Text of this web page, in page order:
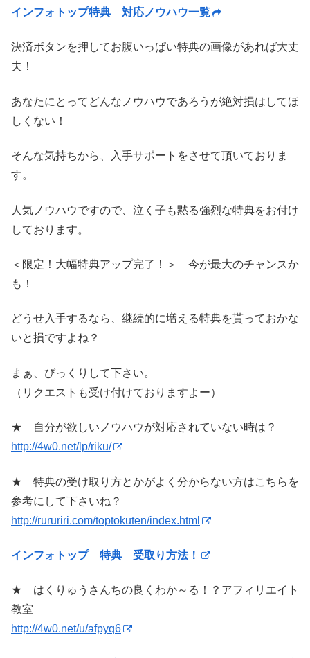
インフォトップ特典 対応ノウハウ一覧
決済ボタンを押してお腹いっぱい特典の画像があれば大丈
夫！
あなたにとってどんなノウハウであろうが絶対損はしてほ
しくない！
そんな気持ちから、入手サポートをさせて頂いておりま
す。
人気ノウハウですので、泣く子も黙る強烈な特典をお付け
しております。
＜限定！大幅特典アップ完了！＞ 今が最大のチャンスか
も！
どうせ入手するなら、継続的に増える特典を貰っておかな
いと損ですよね？
まぁ、びっくりして下さい。
（リクエストも受け付けておりますよー）
★ 自分が欲しいノウハウが対応されていない時は？
http://4w0.net/lp/riku/
★ 特典の受け取り方とかがよく分からない方はこちらを
参考にして下さいね？
http://rururiri.com/toptokuten/index.html
インフォトップ 特典 受取り方法！
★ はくりゅうさんちの良くわか～る！？アフィリエイト
教室
http://4w0.net/u/afpyq6